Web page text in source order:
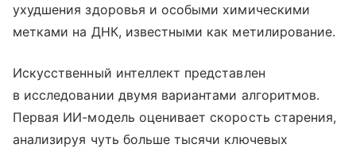
ухудшения здоровья и особыми химическими
метками на ДНК, известными как метилирование.
Искусственный интеллект представлен
в исследовании двумя вариантами алгоритмов.
Первая ИИ-модель оценивает скорость старения,
анализируя чуть больше тысячи ключевых